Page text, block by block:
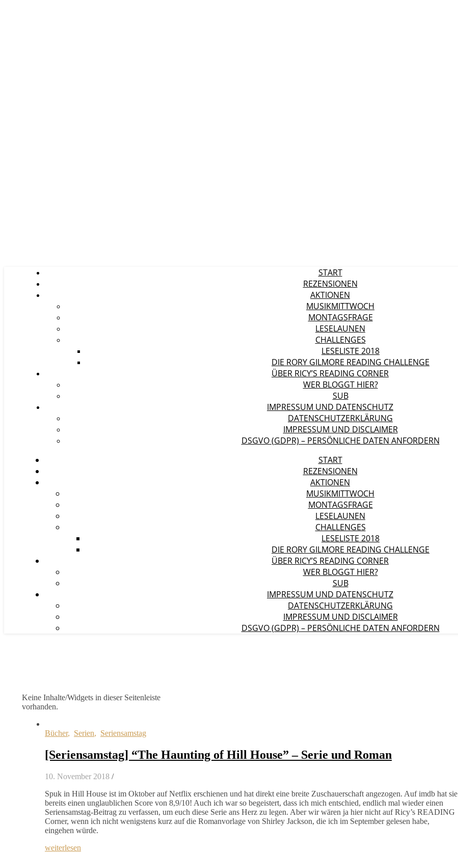
START
REZENSIONEN
AKTIONEN
MUSIKMITTWOCH
MONTAGSFRAGE
LESELAUNEN
CHALLENGES
LESELISTE 2018
DIE RORY GILMORE READING CHALLENGE
ÜBER RICY’S READING CORNER
WER BLOGGT HIER?
SUB
IMPRESSUM UND DATENSCHUTZ
DATENSCHUTZERKLÄRUNG
IMPRESSUM UND DISCLAIMER
DSGVO (GDPR) – PERSÖNLICHE DATEN ANFORDERN
START
REZENSIONEN
AKTIONEN
MUSIKMITTWOCH
MONTAGSFRAGE
LESELAUNEN
CHALLENGES
LESELISTE 2018
DIE RORY GILMORE READING CHALLENGE
ÜBER RICY’S READING CORNER
WER BLOGGT HIER?
SUB
IMPRESSUM UND DATENSCHUTZ
DATENSCHUTZERKLÄRUNG
IMPRESSUM UND DISCLAIMER
DSGVO (GDPR) – PERSÖNLICHE DATEN ANFORDERN
Keine Inhalte/Widgets in dieser Seitenleiste
vorhanden.
Bücher, Serien, Seriensamstag
[Seriensamstag] “The Haunting of Hill House” – Serie und Roman
10. November 2018 /
Spuk in Hill House ist im Oktober auf Netflix erschienen und hat direkt eine breite Zuschauerschaft angezogen. Auf imdb hat sie
bereits einen unglaublichen Score von 8,9/10! Auch ich war so begeistert, dass ich mich entschied, endlich mal wieder einen
Seriensamstag-Beitrag zu verfassen, um euch diese Serie ans Herz zu legen. Aber wir wären ja hier nicht auf Ricy’s READING
Corner, wenn ich nicht wenigstens kurz auf die Romanvorlage von Shirley Jackson, die ich im September gelesen habe,
eingehen würde.
weiterlesen